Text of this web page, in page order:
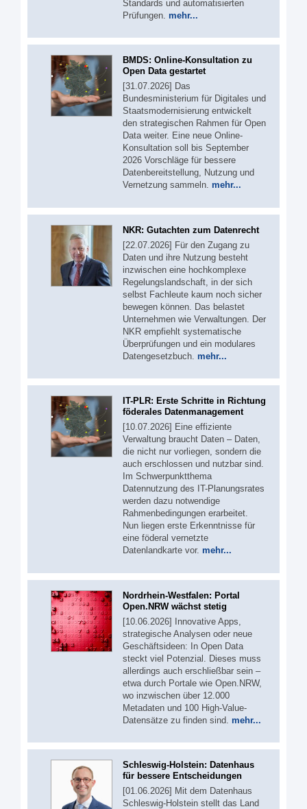
Standards und automatisierten
Prüfungen. mehr...
BMDS: Online-Konsultation zu
Open Data gestartet
[31.07.2026] Das
Bundesministerium für Digitales und
Staatsmodernisierung entwickelt
den strategischen Rahmen für Open
Data weiter. Eine neue Online-
Konsultation soll bis September
2026 Vorschläge für bessere
Datenbereitstellung, Nutzung und
Vernetzung sammeln. mehr...
NKR: Gutachten zum Datenrecht
[22.07.2026] Für den Zugang zu
Daten und ihre Nutzung besteht
inzwischen eine hochkomplexe
Regelungslandschaft, in der sich
selbst Fachleute kaum noch sicher
bewegen können. Das belastet
Unternehmen wie Verwaltungen. Der
NKR empfiehlt systematische
Überprüfungen und ein modulares
Datengesetzbuch. mehr...
IT-PLR: Erste Schritte in Richtung
föderales Datenmanagement
[10.07.2026] Eine effiziente
Verwaltung braucht Daten – Daten,
die nicht nur vorliegen, sondern die
auch erschlossen und nutzbar sind.
Im Schwerpunktthema
Datennutzung des IT-Planungsrates
werden dazu notwendige
Rahmenbedingungen erarbeitet.
Nun liegen erste Erkenntnisse für
eine föderal vernetzte
Datenlandkarte vor. mehr...
Nordrhein-Westfalen: Portal
Open.NRW wächst stetig
[10.06.2026] Innovative Apps,
strategische Analysen oder neue
Geschäftsideen: In Open Data
steckt viel Potenzial. Dieses muss
allerdings auch erschließbar sein –
etwa durch Portale wie Open.NRW,
wo inzwischen über 12.000
Metadaten und 100 High-Value-
Datensätze zu finden sind. mehr...
Schleswig-Holstein: Datenhaus
für bessere Entscheidungen
[01.06.2026] Mit dem Datenhaus
Schleswig-Holstein stellt das Land